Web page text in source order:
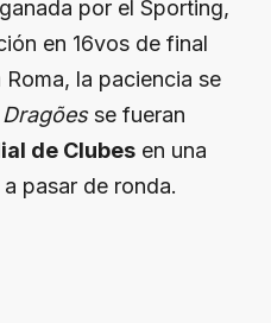
por el Sporting,
en 16vos de final
la paciencia se
Dragõesse fueran
de Clubes en una
pasar de ronda.